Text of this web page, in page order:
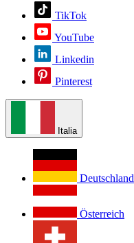
TikTok
YouTube
Linkedin
Pinterest
Italia
Deutschland
Österreich